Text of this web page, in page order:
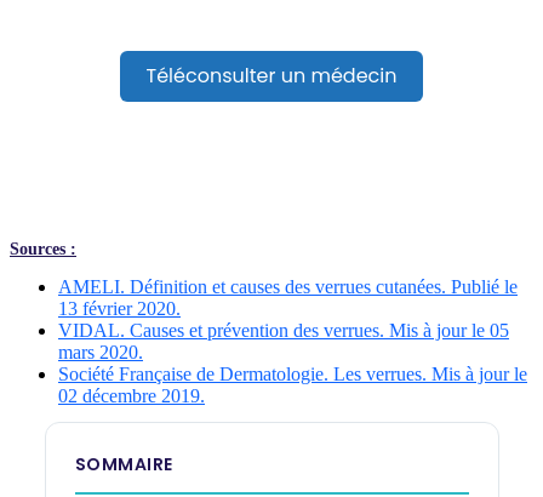
Sources :
AMELI. Définition et causes des verrues cutanées. Publié le
13 février 2020.
VIDAL. Causes et prévention des verrues. Mis à jour le 05
mars 2020.
Société Française de Dermatologie. Les verrues. Mis à jour le
02 décembre 2019.
SOMMAIRE